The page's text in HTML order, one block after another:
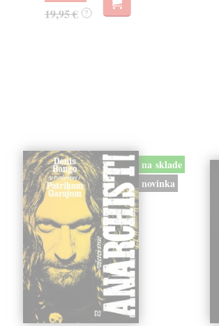
19,95 € ?
na sklade
novinka